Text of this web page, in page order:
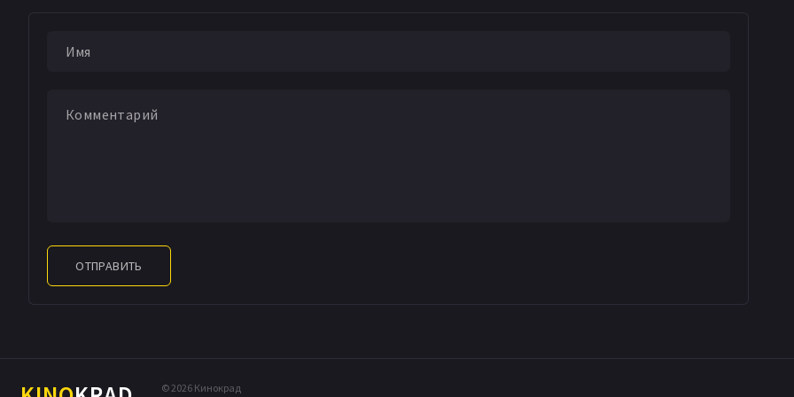
ОТПРАВИТЬ
© 2026 Кинокрад